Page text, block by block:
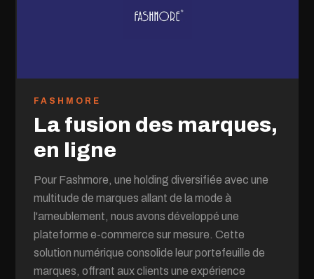
FASHMORE
La fusion des marques,
en ligne
Pour Fashmore, une holding diversifiée avec une
multitude de marques allant de la mode à
l'ameublement, nous avons développé une
plateforme e-commerce sur mesure. Cette
solution numérique consolide leur portefeuille de
marques, offrant aux clients une expérience